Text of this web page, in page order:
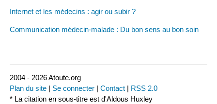
Internet et les médecins : agir ou subir ?
Communication médecin-malade : Du bon sens au bon soin
2004 - 2026 Atoute.org
Plan du site | Se connecter | Contact | RSS 2.0
* La citation en sous-titre est d'Aldous Huxley